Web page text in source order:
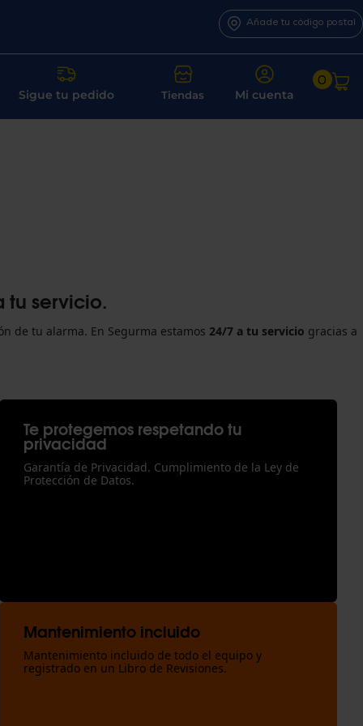
Añade tu código postal
Sigue tu pedido Tiendas Mi cuenta
0
tu servicio.
de tu alarma. En Segurma estamos 24/7 a tu servicio gracias a
Te protegemos respetando tu
privacidad
Garantía de Privacidad. Cumplimiento de la Ley de
Protección de Datos.
Mantenimiento incluido
Mantenimiento incluido de todo el equipo y
registrado en un Libro de Revisiones.